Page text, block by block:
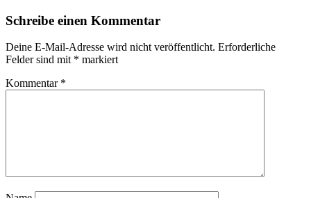
Schreibe einen Kommentar
Deine E-Mail-Adresse wird nicht veröffentlicht. Erforderliche
Felder sind mit * markiert
Kommentar *